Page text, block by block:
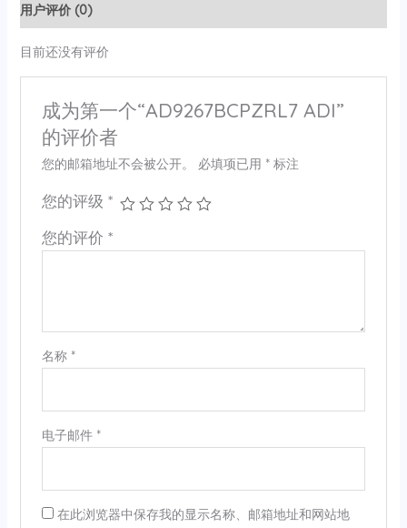
用户评价 (0)
目前还没有评价
成为第一个“AD9267BCPZRL7 ADI”
的评价者
您的邮箱地址不会被公开。 必填项已用 *标注
您的评级 *
您的评价 *
名称 *
电子邮件 *
在此浏览器中保存我的显示名称、邮箱地址和网站地